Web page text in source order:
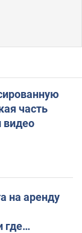
часть
видео
на аренду
где